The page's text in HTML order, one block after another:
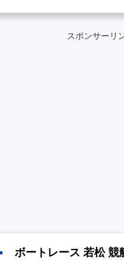
スポンサーリ
ボートレース 若松 競